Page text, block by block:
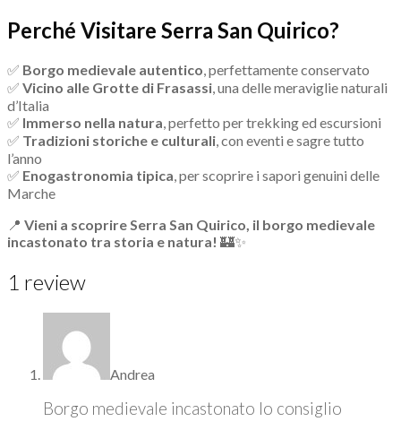
Perché Visitare Serra San Quirico?
✅ Borgo medievale autentico , perfettamente conservato
✅ Vicino alle Grotte di Frasassi , una delle meraviglie naturali
d’Italia
✅ Immerso nella natura , perfetto per trekking ed escursioni
✅ Tradizioni storiche e culturali , con eventi e sagre tutto
l’anno
✅ Enogastronomia tipica , per scoprire i sapori genuini delle
Marche
📍 Vieni a scoprire Serra San Quirico, il borgo medievale
incastonato tra storia e natura! 🏰✨
1 review
Andrea
Borgo medievale incastonato lo consiglio